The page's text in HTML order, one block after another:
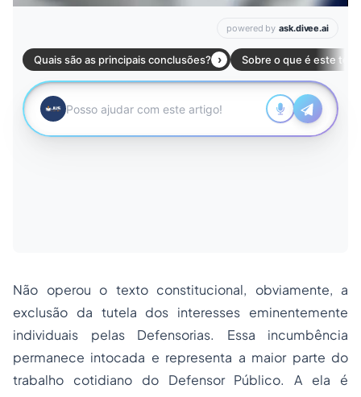
Não operou o texto constitucional, obviamente, a
exclusão da tutela dos interesses eminentemente
individuais pelas Defensorias. Essa incumbência
permanece intocada e representa a maior parte do
trabalho cotidiano do Defensor Público. A ela é